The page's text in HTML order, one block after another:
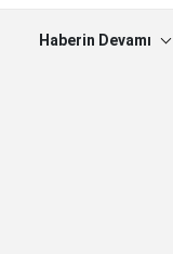
Haberin Devamı